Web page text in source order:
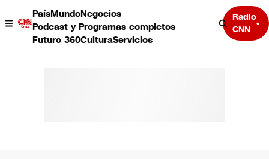
PaísMundoNegocios
Podcast y Programas completos
Futuro 360CulturaServicios
Radio
CNN